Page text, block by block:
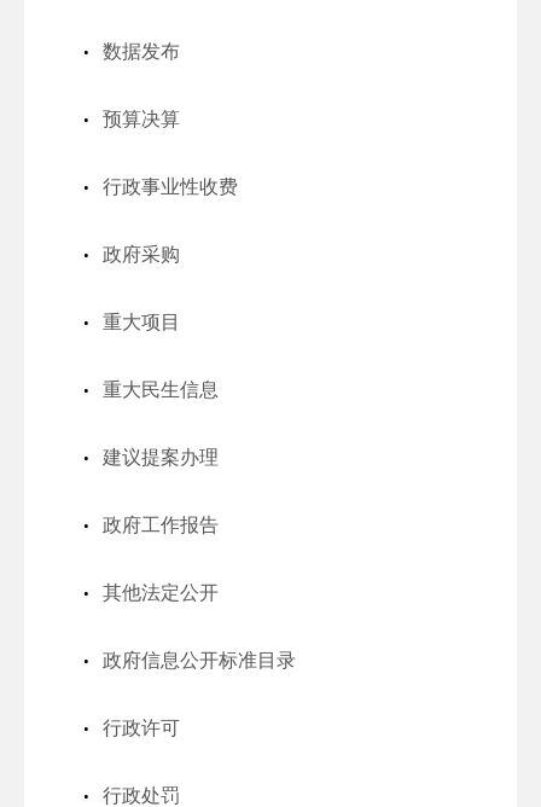
数据发布
预算决算
行政事业性收费
政府采购
重大项目
重大民生信息
建议提案办理
政府工作报告
其他法定公开
政府信息公开标准目录
行政许可
行政处罚